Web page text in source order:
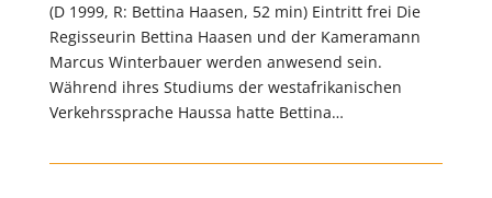
(D 1999, R: Bettina Haasen, 52 min) Eintritt frei Die
Regisseurin Bettina Haasen und der Kameramann
Marcus Winterbauer werden anwesend sein.
Während ihres Studiums der westafrikanischen
Verkehrssprache Haussa hatte Bettina…